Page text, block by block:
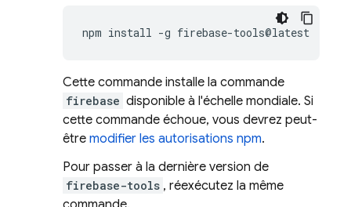
npm install -g
Cette commande installe la commande
firebase disponible à l'échelle mondiale. Si
cette commande échoue, vous devrez peut-
être modifier les autorisations npm.
Pour passer à la dernière version de
firebase-tools , réexécutez la même